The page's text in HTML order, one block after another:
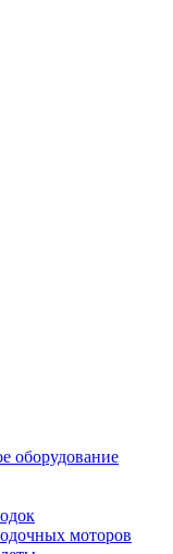
оборудование
моторов